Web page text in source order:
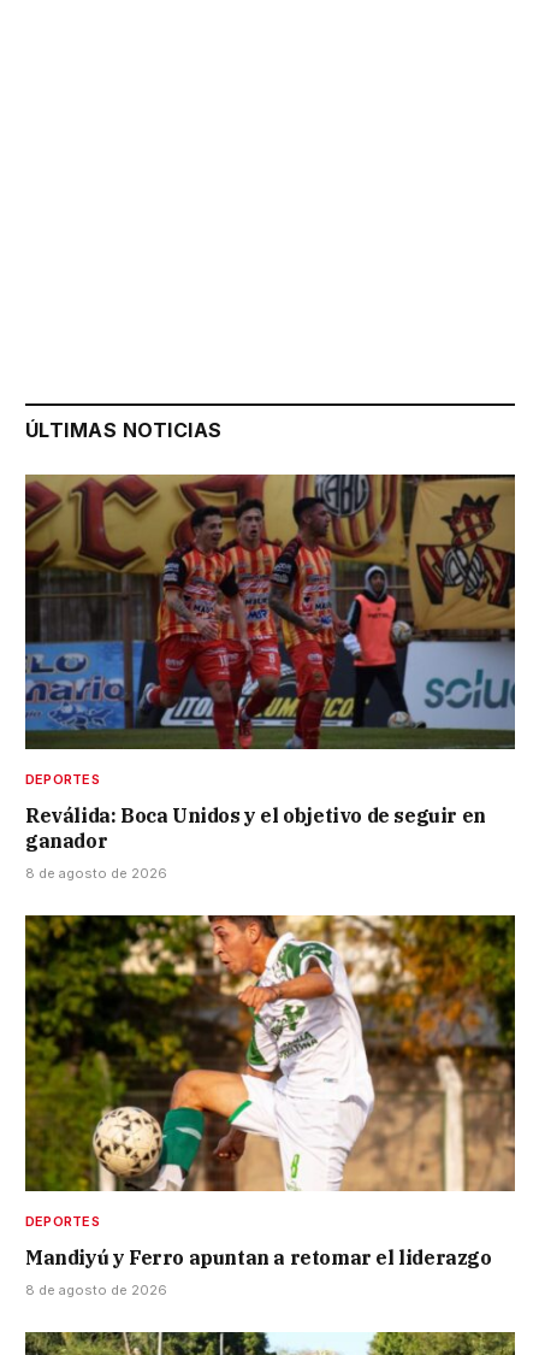
ÚLTIMAS NOTICIAS
DEPORTES
Reválida: Boca Unidos y el objetivo de seguir en
ganador
8 de agosto de 2026
DEPORTES
Mandiyú y Ferro apuntan a retomar el liderazgo
8 de agosto de 2026